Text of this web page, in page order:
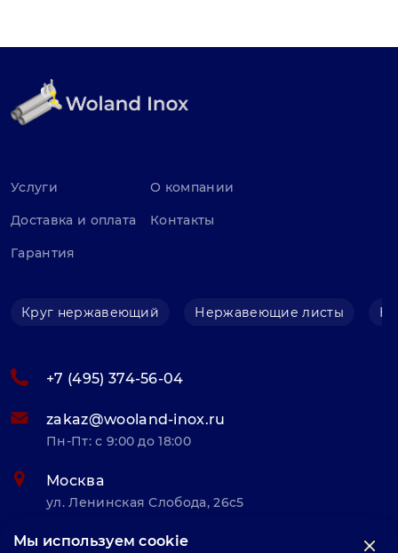
Услуги
Доставка и оплата
Гарантия
О компании
Контакты
Круг нержавеющий Нержавеющие листы
+7 (495) 374-56-04
zakaz@wooland-inox.ru
Пн-Пт: с 9:00 до 18:00
Москва
ул. Ленинская Слобода, 26с5
Мы используем cookie